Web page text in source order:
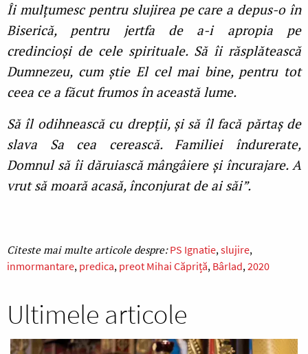
Îi mulțumesc pentru slujirea pe care a depus-o în
Biserică, pentru jertfa de a-i apropia pe
credincioși de cele spirituale. Să îi răsplătească
Dumnezeu, cum știe El cel mai bine, pentru tot
ceea ce a făcut frumos în această lume.
Să îl odihnească cu drepții, și să îl facă părtaș de
slava Sa cea cerească. Familiei îndurerate,
Domnul să îi dăruiască mângâiere și încurajare. A
vrut să moară acasă, înconjurat de ai săi”.
PS Ignatie slujire
inmormantare predica preot Mihai Căpriță Bârlad 2020
Ultimele articole